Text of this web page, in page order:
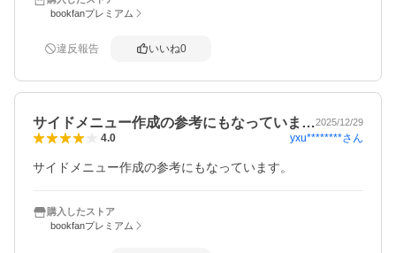
bookfanプレミアム
違反報告 いいね0
サイドメニュー作成の参考にもなっていま…2025/12/29
4.0 yxu********さん
サイドメニュー作成の参考にもなっています。
購入したストア
bookfanプレミアム